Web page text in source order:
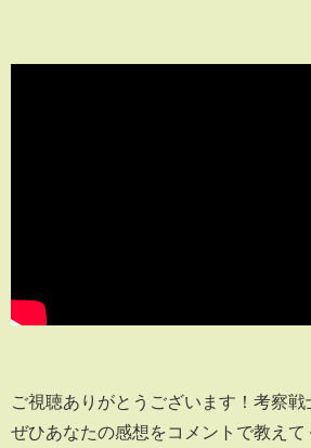
ご視聴ありがとうございます！考察戦
ぜひあなたの感想をコメントで教えて